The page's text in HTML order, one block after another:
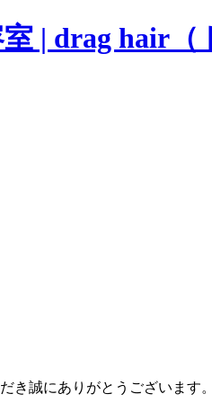
き誠にありがとうございます